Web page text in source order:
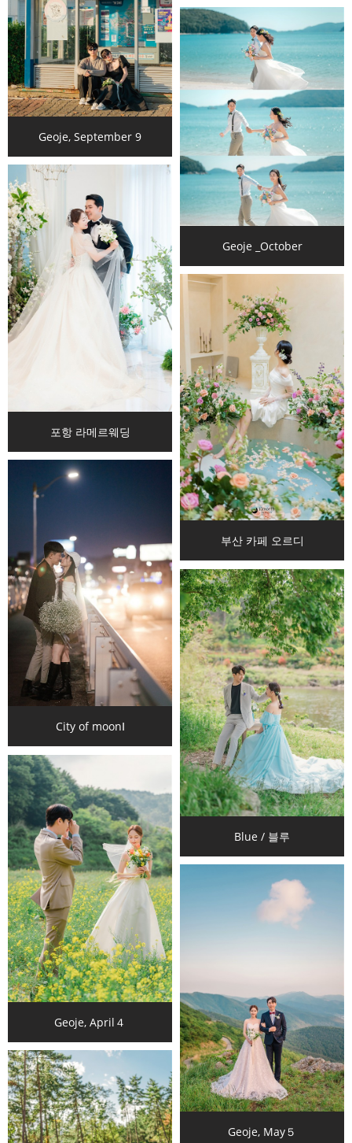
Geoje, September 9
Geoje _October
포항 라메르웨딩
부산 카페 오르디
City of moonⅠ
Blue / 블루
Geoje, April４
Geoje, May５